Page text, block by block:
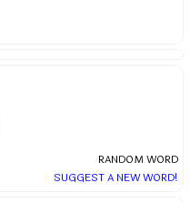
RANDOM WORD
SUGGEST A NEW WORD!